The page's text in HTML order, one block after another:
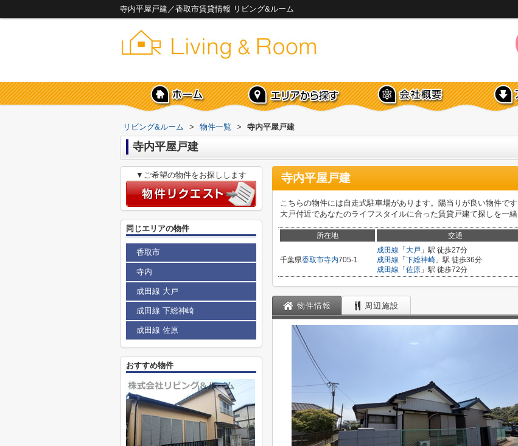
寺内平屋戸建／香取市賃貸情報 リビング&ルーム
リビング&ルーム > 物件一覧 > 寺内平屋戸建
寺内平屋戸建
寺内平屋戸建
こちらの物件には自走式駐車場があります。陽当りが良い物件で
大戸付近であなたのライフスタイルに合った賃貸戸建て探しを一
所在地 交通
千葉県香取市寺内705-1
成田線 「 大戸 」駅 徒歩27分
成田線 「 下総神崎 」駅 徒歩36分
成田線 「 佐原 」駅 徒歩72分
物件情報 周辺施設
▼ご希望の物件をお探しします
同じエリアの物件
香取市
寺内
成田線 大戸
成田線 下総神崎
成田線 佐原
おすすめ物件